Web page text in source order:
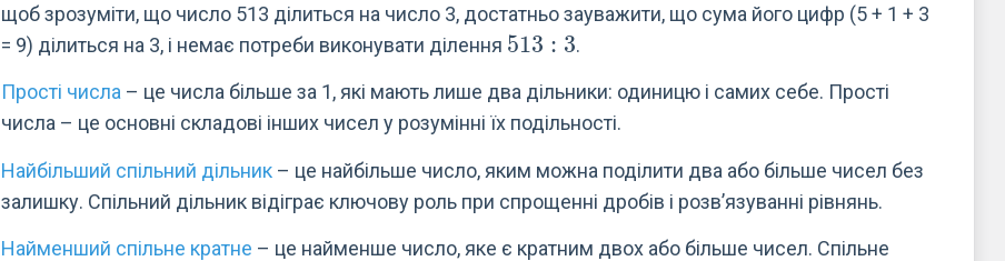
щоб зрозуміти, що число 513 ділиться на число 3, достатньо зауважити, що сума його цифр (5 + 1 + 3
= 9) ділиться на 3, і немає потреби виконувати ділення 513:3
513 : 3.
Прості числа – це числа більше за 1, які мають лише два дільники: одиницю і самих себе. Прості
числа – це основні складові інших чисел у розумінні їх подільності.
Найбільший спільний дільник – це найбільше число, яким можна поділити два або більше чисел без
залишку. Спільний дільник відіграє ключову роль при спрощенні дробів і розв’язуванні рівнянь.
Найменший спільне кратне – це найменше число, яке є кратним двох або більше чисел. Спільне